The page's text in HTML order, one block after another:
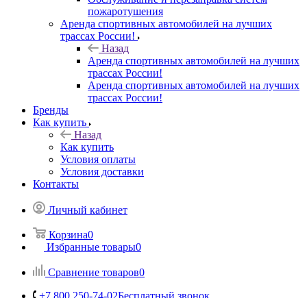
пожаротушения
Аренда спортивных автомобилей на лучших
трассах России!
Назад
Аренда спортивных автомобилей на лучших
трассах России!
Аренда спортивных автомобилей на лучших
трассах России!
Бренды
Как купить
Назад
Как купить
Условия оплаты
Условия доставки
Контакты
Личный кабинет
Корзина0
Избранные товары0
Сравнение товаров0
+7 800 250-74-02Бесплатный звонок